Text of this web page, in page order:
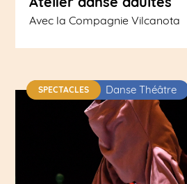
Avec la Compagnie Vilcanota
SPECTACLES Danse Théâtre